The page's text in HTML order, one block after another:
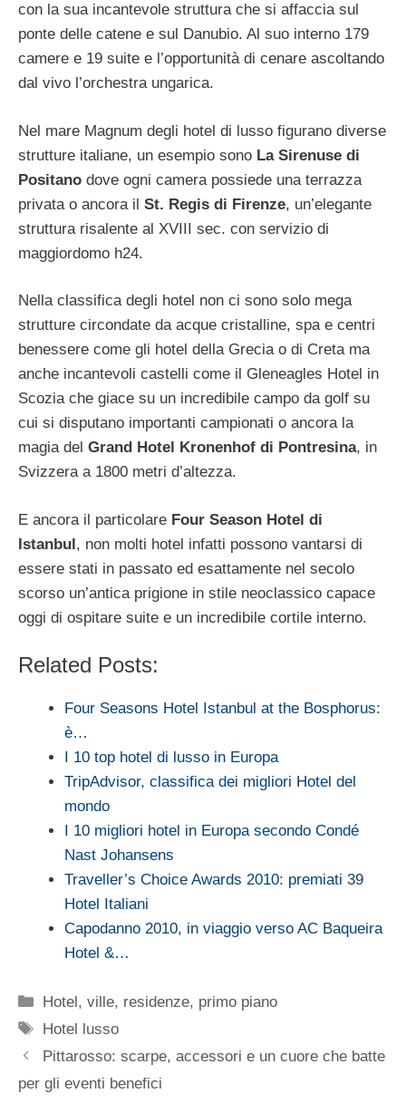
con la sua incantevole struttura che si affaccia sul
ponte delle catene e sul Danubio. Al suo interno 179
camere e 19 suite e l’opportunità di cenare ascoltando
dal vivo l’orchestra ungarica.
Nel mare Magnum degli hotel di lusso figurano diverse
strutture italiane, un esempio sono La Sirenuse di
Positano dove ogni camera possiede una terrazza
privata o ancora il St. Regis di Firenze, un’elegante
struttura risalente al XVIII sec. con servizio di
maggiordomo h24.
Nella classifica degli hotel non ci sono solo mega
strutture circondate da acque cristalline, spa e centri
benessere come gli hotel della Grecia o di Creta ma
anche incantevoli castelli come il Gleneagles Hotel in
Scozia che giace su un incredibile campo da golf su
cui si disputano importanti campionati o ancora la
magia del Grand Hotel Kronenhof di Pontresina, in
Svizzera a 1800 metri d’altezza.
E ancora il particolare Four Season Hotel di
Istanbul, non molti hotel infatti possono vantarsi di
essere stati in passato ed esattamente nel secolo
scorso un’antica prigione in stile neoclassico capace
oggi di ospitare suite e un incredibile cortile interno.
Related Posts:
Four Seasons Hotel Istanbul at the Bosphorus:
è…
I 10 top hotel di lusso in Europa
TripAdvisor, classifica dei migliori Hotel del
mondo
I 10 migliori hotel in Europa secondo Condé
Nast Johansens
Traveller’s Choice Awards 2010: premiati 39
Hotel Italiani
Capodanno 2010, in viaggio verso AC Baqueira
Hotel &…
Categorie
Hotel, ville, residenze, primo piano
Tag
Hotel lusso
Pittarosso: scarpe, accessori e un cuore che batte
per gli eventi benefici